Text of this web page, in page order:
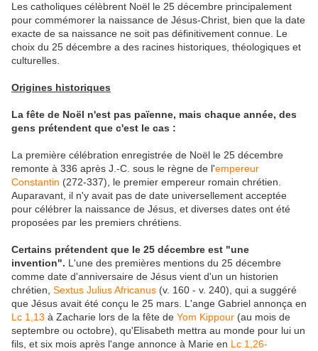
Les catholiques célèbrent Noël le 25 décembre principalement
pour commémorer la naissance de Jésus-Christ, bien que la date
exacte de sa naissance ne soit pas définitivement connue. Le
choix du 25 décembre a des racines historiques, théologiques et
culturelles.
Origines historiques
La fête de Noël n'est pas païenne, mais chaque année, des
gens prétendent que c'est le cas :
La première célébration enregistrée de Noël le 25 décembre
remonte à 336 après J.-C. sous le règne de l'empereur
Constantin (272-337), le premier empereur romain chrétien.
Auparavant, il n'y avait pas de date universellement acceptée
pour célébrer la naissance de Jésus, et diverses dates ont été
proposées par les premiers chrétiens.
Certains prétendent que le 25 décembre est "une
invention". L'une des premières mentions du 25 décembre
comme date d'anniversaire de Jésus vient d'un un historien
chrétien, Sextus Julius Africanus (v. 160 - v. 240), qui a suggéré
que Jésus avait été conçu le 25 mars. L'ange Gabriel annonça en
Lc 1,13 à Zacharie lors de la fête de Yom Kippour (au mois de
septembre ou octobre), qu'Elisabeth mettra au monde pour lui un
fils, et six mois après l'ange annonce à Marie en Lc 1,26-